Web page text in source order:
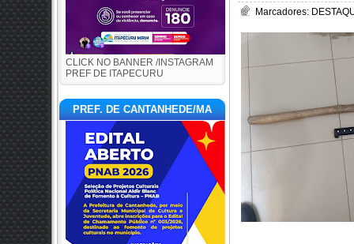
CLICK NO BANNER /INSTAGRAM
PREF DE ITAPECURU
PREF. DE CANTANHEDE/MA
Marcadores: